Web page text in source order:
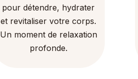
pour détendre, hydrater
et revitaliser votre corps.
Un moment de relaxation
profonde.